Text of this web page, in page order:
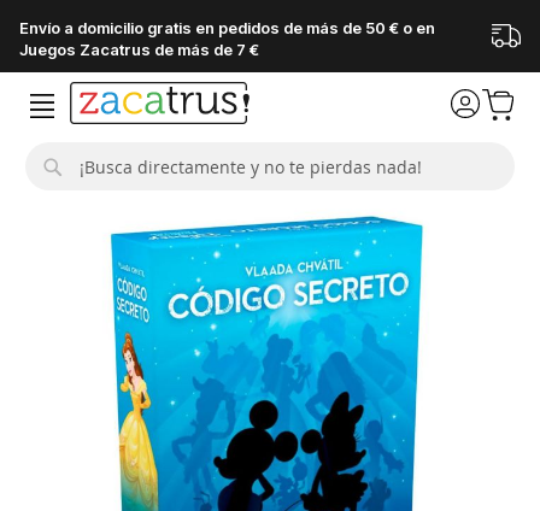
Envío a domicilio gratis en pedidos de más de 50 € o en
Juegos Zacatrus de más de 7 €